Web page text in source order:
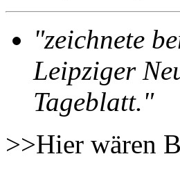
"zeichnete
Leipziger
Tageblatt."
>>Hier wären